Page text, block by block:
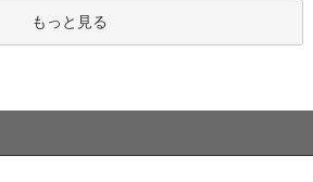
もっと見る